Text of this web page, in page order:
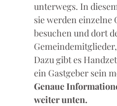
unterwegs. In
sie werden einzelne
besuchen und dort
Dazu gibt es
ein Gastgeber sein
Genaue
weiter unten.